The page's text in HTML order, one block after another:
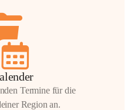
Termine für die
Region an.